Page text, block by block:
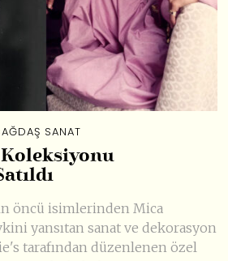
SANAT
öncü isimlerinden Mica
yansıtan sanat ve dekorasyon
tarafından düzenlenen özel